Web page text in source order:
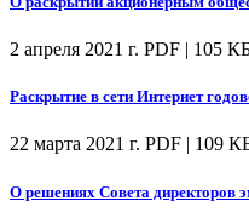
2 апреля 2021 г. PDF | 105
Раскрытие в сети Интернет
22 марта 2021 г. PDF | 109
О решениях Совета директоров